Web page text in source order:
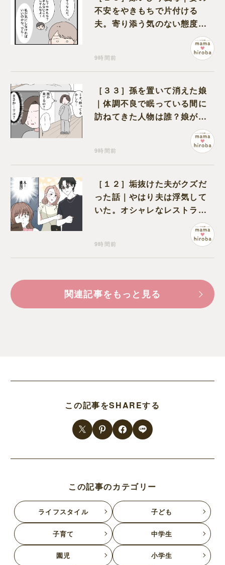
不安をやきもちで片付ける
夫。寄り添う気のない態度に
9時間前
［３３］孫を置いて消えた娘
｜体調不良で眠っている間に
訪ねてきた人物は誰？娘が戻
ってきたのかと不安になる
9時間前
［１２］垢抜けた夫がクズだ
った話｜やはり夫は浮気して
いた。オシャレなレストラン
9時間前
関連記事をもっと見る
この記事をSHAREする
この記事のカテゴリー
ライフスタイル 子ども
子育て 中学生
園児 小学生